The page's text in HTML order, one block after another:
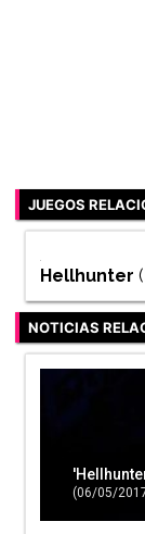
JUEGOS
Hellhunter
NOTICIAS
(06/05/